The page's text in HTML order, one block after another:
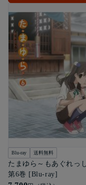
Blu-ray 送料無料
たまゆら～もあぐれっ
第6巻 [Blu-ray]